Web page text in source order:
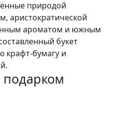
природой
аристократической
ароматом и южным
букет
крафт-бумагу и
подарком